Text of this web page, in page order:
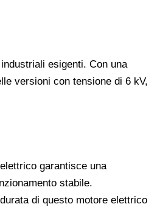
esigenti. Con una
versioni con tensione di 6 kV,
garantisce una
stabile.
di questo motore elettrico